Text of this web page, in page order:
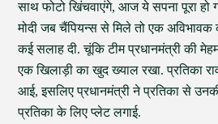
साथ फोटो खिंचवाएंगे, आज ये सपना पूरा हो
मोदी जब चैंपियन्स से मिले तो एक
कई सलाह दी. चूंकि टीम प्रधानमंत्री की
एक खिलाड़ी का खुद ख्याल रखा. प्रतिका
आई, इसलिए प्रधानमंत्री ने प्रतिका से
प्रतिका के लिए प्लेट लगाई.